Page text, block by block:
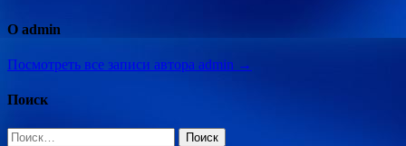
О admin
Посмотреть все записи автора admin →
Поиск
Найти: